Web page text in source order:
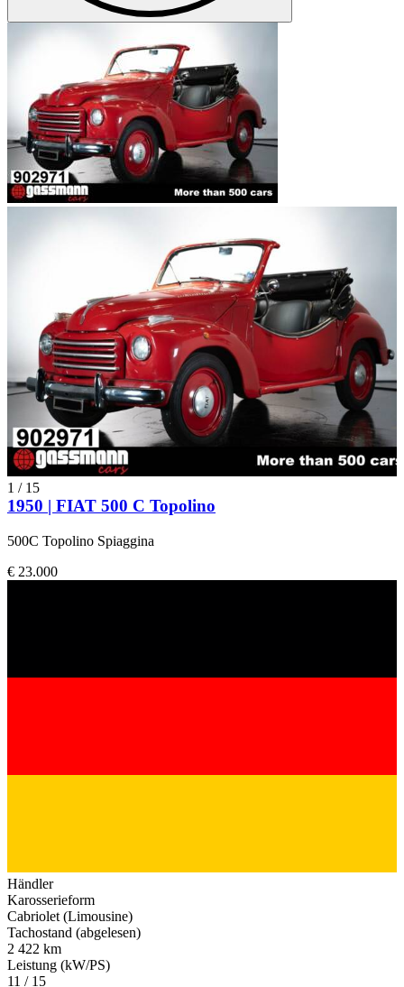
1 / 15
1950 | FIAT 500 C Topolino
500C Topolino Spiaggina
€ 23.000
Händler
Karosserieform
Cabriolet (Limousine)
Tachostand (abgelesen)
2 422 km
Leistung (kW/PS)
11 / 15